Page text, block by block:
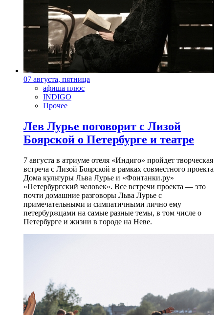
07 августа, пятница
афиша плюс
INDIGO
Прочее
Лев Лурье поговорит с Лизой
Боярской о Петербурге и театре
7 августа в атриуме отеля «Индиго» пройдет творческая
встреча с Лизой Боярской в рамках совместного проекта
Дома культуры Льва Лурье и «Фонтанки.ру»
«Петербургский человек». Все встречи проекта — это
почти домашние разговоры Льва Лурье с
примечательными и симпатичными лично ему
петербуржцами на самые разные темы, в том числе о
Петербурге и жизни в городе на Неве.